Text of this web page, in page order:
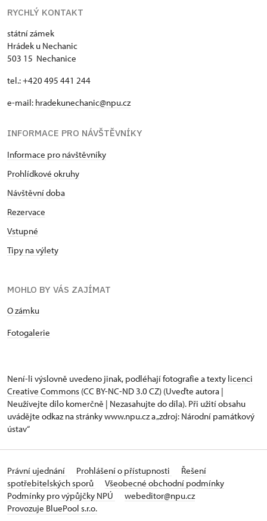
RYCHLÝ KONTAKT
státní zámek
Hrádek u Nechanic
503 15 Nechanice
tel.: +420 495 441 244
e-mail: hradekunechanic@npu.cz
INFORMACE PRO NÁVŠTĚVNÍKY
Informace pro návštěvníky
Prohlídkové okruhy
Návštěvní doba
Rezervace
Vstupné
Tipy na výlety
MOHLO BY VÁS ZAJÍMAT
O zámku
Fotogalerie
Není-li výslovně uvedeno jinak, podléhají fotografie a texty licenci
Creative Commons (CC BY-NC-ND 3.0 CZ) (Uveďte autora |
Neužívejte dílo komerčně | Nezasahujte do díla). Při užití obsahu
uvádějte odkaz na stránky www.npu.cz a „zdroj: Národní památkový
ústav“
Právní ujednání Prohlášení o přístupnosti
Řešení
spotřebitelských sporů
Všeobecné obchodní podmínky
Podmínky pro výpůjčky NPÚ
webeditor@npu.cz
Provozuje BluePool s.r.o.